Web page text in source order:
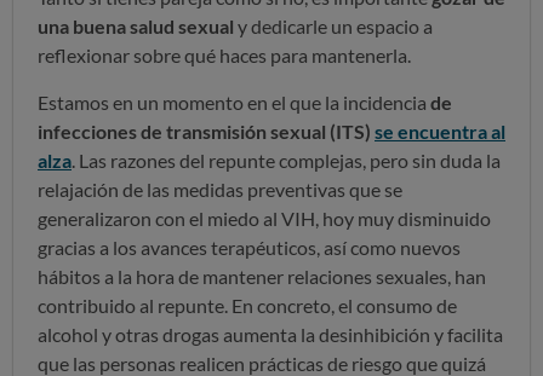
una buena salud sexual y dedicarle un espacio a
reflexionar sobre qué haces para mantenerla.
Estamos en un momento en el que la incidencia de
infecciones de transmisión sexual (ITS) se encuentra al
alza . Las razones del repunte complejas, pero sin duda la
relajación de las medidas preventivas que se
generalizaron con el miedo al VIH, hoy muy disminuido
gracias a los avances terapéuticos, así como nuevos
hábitos a la hora de mantener relaciones sexuales, han
contribuido al repunte. En concreto, el consumo de
alcohol y otras drogas aumenta la desinhibición y facilita
que las personas realicen prácticas de riesgo que quizá